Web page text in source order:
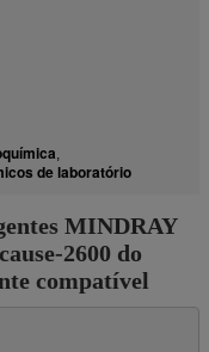
,
de laboratório
MINDRAY
2600 do
compatível